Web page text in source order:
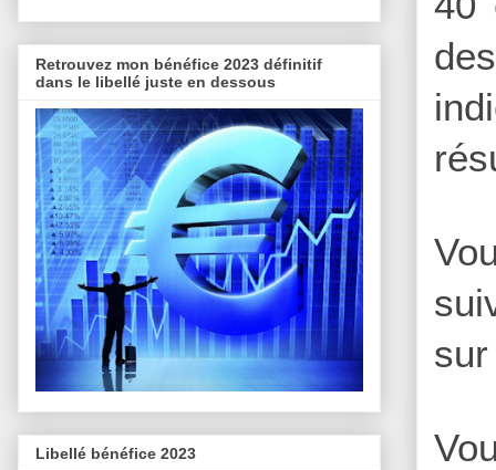
Retrouvez mon bénéfice 2023 définitif
dans le libellé juste en dessous
Libellé bénéfice 2023